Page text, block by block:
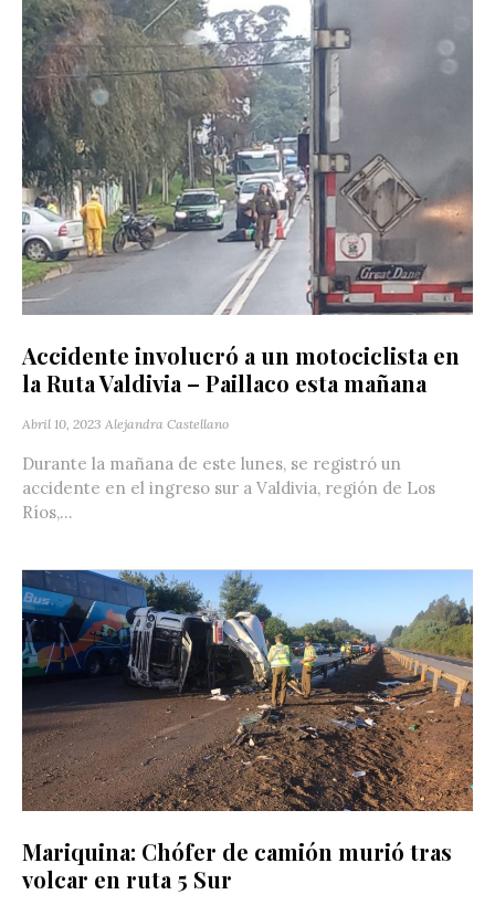
Accidente involucró a un motociclista en
la Ruta Valdivia – Paillaco esta mañana
Abril 10, 2023 Alejandra Castellano
Durante la mañana de este lunes, se registró un
accidente en el ingreso sur a Valdivia, región de Los
Ríos,...
Mariquina: Chófer de camión murió tras
volcar en ruta 5 Sur